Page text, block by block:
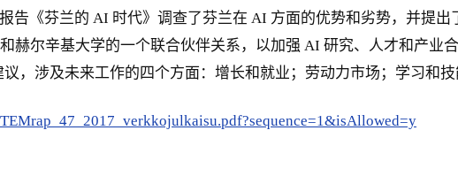
《芬兰的 AI 时代》调查了芬兰在 AI 方面的优势和劣势，并提出
尔辛基大学的一个联合伙伴关系，以加强 AI 研究、人才和产业
，涉及未来工作的四个方面：增长和就业；劳动力市场；学习和技